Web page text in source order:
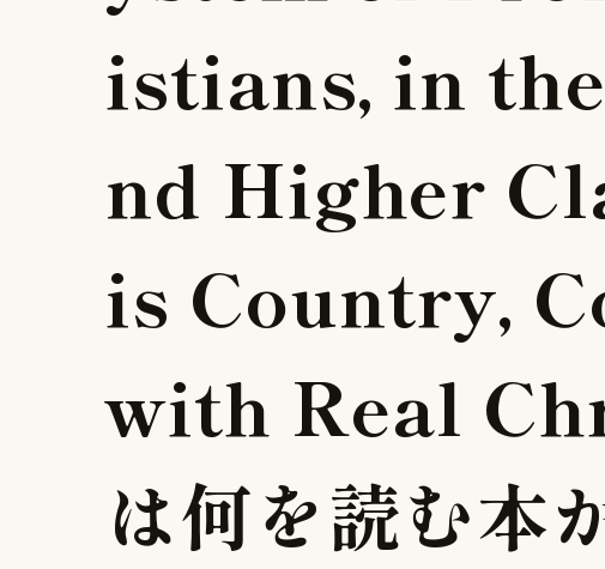
istians, in the
nd Higher Cl
is Country, C
with Real Ch
は何を読む本